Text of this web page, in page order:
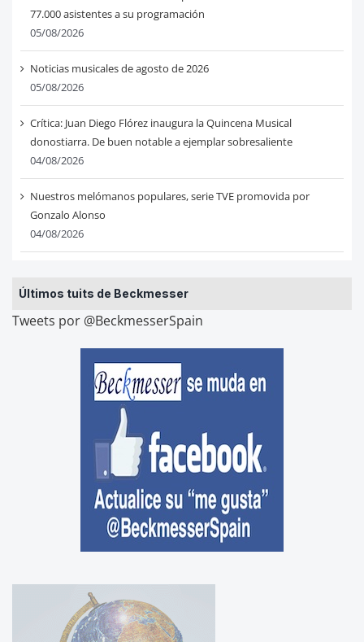
77.000 asistentes a su programación
05/08/2026
Noticias musicales de agosto de 2026
05/08/2026
Crítica: Juan Diego Flórez inaugura la Quincena Musical
donostiarra. De buen notable a ejemplar sobresaliente
04/08/2026
Nuestros melómanos populares, serie TVE promovida por
Gonzalo Alonso
04/08/2026
Últimos tuits de Beckmesser
Tweets por @BeckmesserSpain